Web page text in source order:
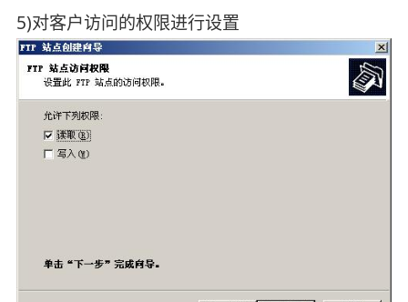
5)对客户访问的权限进行设置